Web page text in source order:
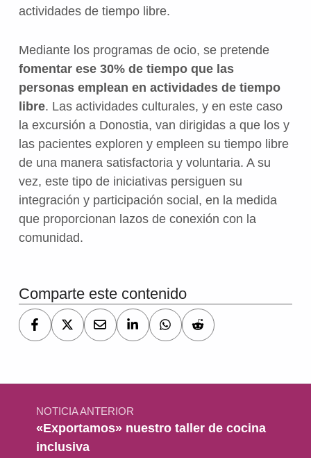
actividades de tiempo libre.
Mediante los programas de ocio, se pretende
fomentar ese 30% de tiempo que las
personas emplean en actividades de tiempo
libre. Las actividades culturales, y en este caso
la excursión a Donostia, van dirigidas a que los y
las pacientes exploren y empleen su tiempo libre
de una manera satisfactoria y voluntaria. A su
vez, este tipo de iniciativas persiguen su
integración y participación social, en la medida
que proporcionan lazos de conexión con la
comunidad.
Comparte este contenido
Navegación de entradas
NOTICIA ANTERIOR
«Exportamos» nuestro taller de cocina
inclusiva